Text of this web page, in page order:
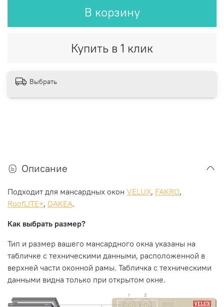
В корзину
Купить в 1 клик
Выбрать
Описание
Подходит для мансардных окон VELUX, FAKRO,
RoofLITE+, DAKEA.
Как выбрать размер?
Тип и размер вашего мансардного окна указаны на
табличке с техническими данными, расположенной в
верхней части оконной рамы. Табличка с техническими
данными видна только при открытом окне.